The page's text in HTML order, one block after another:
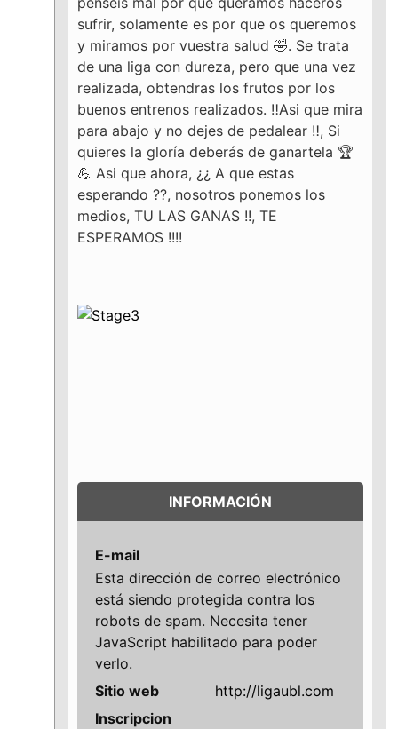
sufrir, solamente es por que os queremos
y miramos por vuestra salud 🤣. Se trata
de una liga con dureza, pero que una vez
realizada, obtendras los frutos por los
buenos entrenos realizados. ‼️Asi que mira
para abajo y no dejes de pedalear ‼️, Si
quieres la gloría deberás de ganartela 🏆
💪 Asi que ahora, ¿¿ A que estas
esperando ??, nosotros ponemos los
medios, TU LAS GANAS !!, TE
ESPERAMOS !!!!
INFORMACIÓN
E-mail
Esta dirección de correo electrónico
está siendo protegida contra los
robots de spam. Necesita tener
JavaScript habilitado para poder
verlo.
Sitio web
http://ligaubl.com
Inscripcion